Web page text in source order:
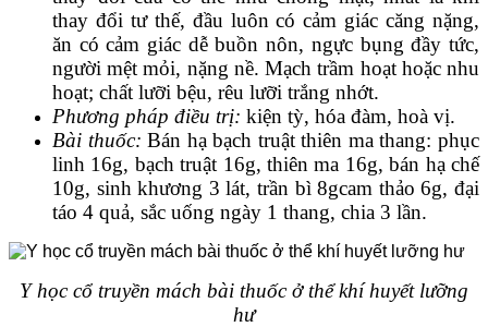
thay đổi tư thế, đầu luôn có cảm giác căng nặng,
ăn có cảm giác dễ buồn nôn, ngực bụng đầy tức,
người mệt mỏi, nặng nề. Mạch trầm hoạt hoặc nhu
hoạt; chất lưỡi bệu, rêu lưỡi trắng nhớt.
Phương pháp điều trị: kiện tỳ, hóa đàm, hoà vị.
Bài thuốc: Bán hạ bạch truật thiên ma thang: phục
linh 16g, bạch truật 16g, thiên ma 16g, bán hạ chế
10g, sinh khương 3 lát, trần bì 8gcam thảo 6g, đại
táo 4 quả, sắc uống ngày 1 thang, chia 3 lần.
Y học cổ truyền mách bài thuốc ở thể khí huyết lưỡng
hư